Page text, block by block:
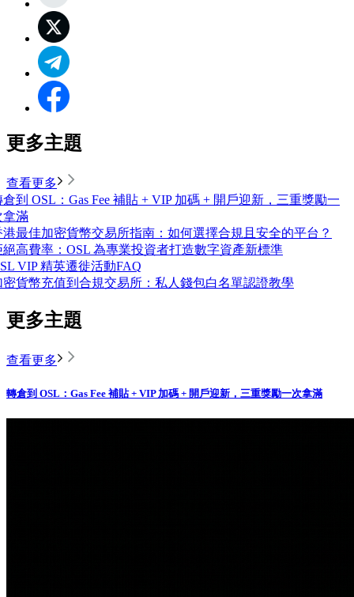
更多主題
查看更多
倉到 OSL：Gas Fee 補貼 + VIP 加碼 + 開戶迎新，三重獎勵一
拿滿
港最佳加密貨幣交易所指南：如何選擇合規且安全的平台？
絕高費率：OSL 為專業投資者打造數字資產新標準
VIP 精英遷徙活動FAQ
密貨幣充值到合規交易所：私人錢包白名單認證教學
更多主題
查看更多
轉倉到 OSL：Gas Fee 補貼 + VIP 加碼 + 開戶迎新，三重獎勵一次拿滿